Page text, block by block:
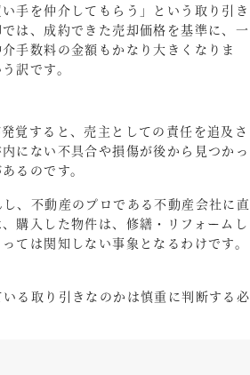
手を仲介してもらう」という取り引き
は、成約できた売却価格を基準に、一
手数料の金額もかなり大きくなりま
訳です。
覚すると、売主としての責任を追及さ
にない不具合や損傷が後から見つかっ
るのです。
、不動産のプロである不動産会社に直
購入した物件は、修繕・リフォームし
ては関知しない事象となるわけです。
る取り引きなのかは慎重に判断する必